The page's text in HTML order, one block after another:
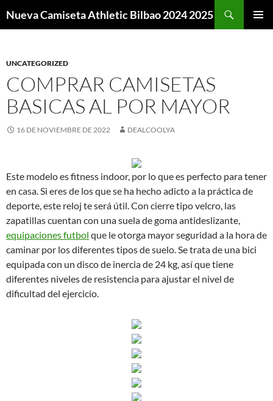
Nueva Camiseta Athletic Bilbao 2024 2025
UNCATEGORIZED
COMPRAR CAMISETAS
BASICAS AL POR MAYOR
16 DE NOVIEMBRE DE 2022 DEALCOOLYA
Este modelo es fitness indoor, por lo que es perfecto para tener
en casa. Si eres de los que se ha hecho adicto a la práctica de
deporte, este reloj te será útil. Con cierre tipo velcro, las
zapatillas cuentan con una suela de goma antideslizante,
equipaciones futbol que le otorga mayor seguridad a la hora de
caminar por los diferentes tipos de suelo. Se trata de una bici
equipada con un disco de inercia de 24 kg, así que tiene
diferentes niveles de resistencia para ajustar el nivel de
dificultad del ejercicio.